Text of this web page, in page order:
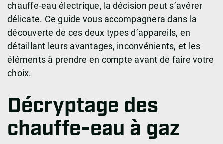
chauffe-eau électrique, la décision peut s’avérer
délicate. Ce guide vous accompagnera dans la
découverte de ces deux types d’appareils, en
détaillant leurs avantages, inconvénients, et les
éléments à prendre en compte avant de faire votre
choix.
Décryptage des
chauffe-eau à gaz